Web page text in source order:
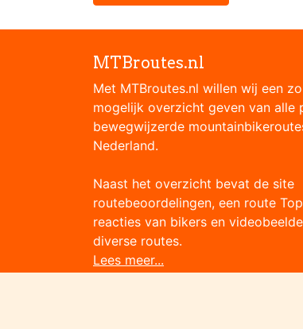
MTBroutes.nl
Met MTBroutes.nl willen wij een
mogelijk overzicht geven van alle
bewegwijzerde
Nederland.
Naast het overzicht bevat de site
routebeoordelingen, een route
reacties van bikers en
diverse routes.
Lees meer...